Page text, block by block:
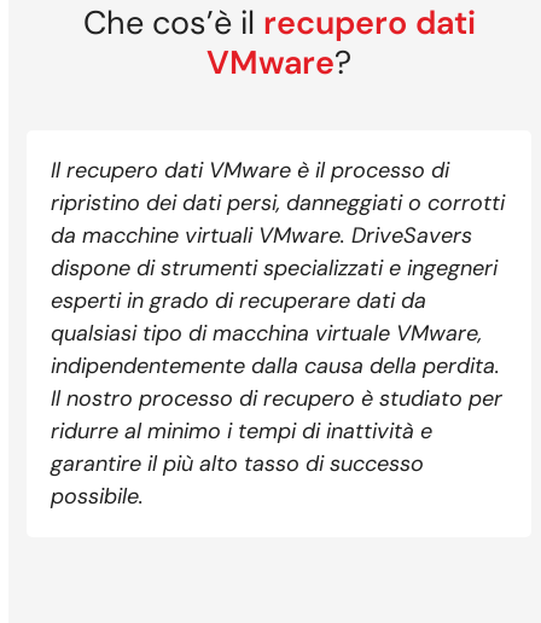
Che cos’è il recupero dati
VMware?
Il recupero dati VMware è il processo di
ripristino dei dati persi, danneggiati o corrotti
da macchine virtuali VMware. DriveSavers
dispone di strumenti specializzati e ingegneri
esperti in grado di recuperare dati da
qualsiasi tipo di macchina virtuale VMware,
indipendentemente dalla causa della perdita.
Il nostro processo di recupero è studiato per
ridurre al minimo i tempi di inattività e
garantire il più alto tasso di successo
possibile.